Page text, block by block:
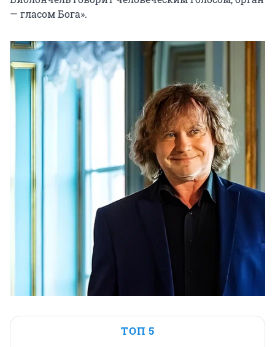
— гласом Бога».
ТОП 5